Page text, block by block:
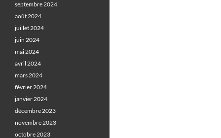
septembre 2024
août 2024
juillet 2024
juin 2024
mai 2024
avril 2024
mars 2024
février 2024
janvier 2024
décembre 2023
novembre 2023
octobre 2023